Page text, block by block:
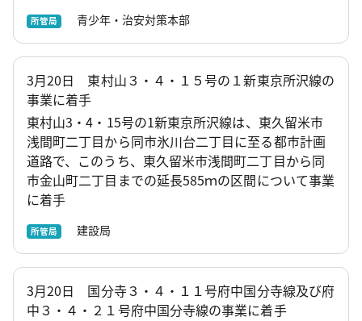
所管局 青少年・治安対策本部
3月20日 東村山３・４・１５号の１新東京所沢線の
事業に着手
東村山3・4・15号の1新東京所沢線は、東久留米市
浅間町二丁目から同市氷川台二丁目に至る都市計画
道路で、このうち、東久留米市浅間町二丁目から同
市金山町二丁目までの延長585ｍの区間について事業
に着手
所管局 建設局
3月20日 国分寺３・４・１１号府中国分寺線及び府
中３・４・２１号府中国分寺線の事業に着手